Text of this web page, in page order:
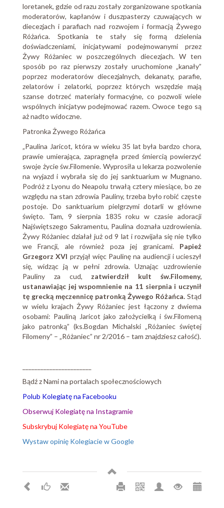
loretanek, gdzie od razu zostały zorganizowane spotkania
moderatorów, kapłanów i duszpasterzy czuwających w
diecezjach i parafiach nad rozwojem i formacją Żywego
Różańca. Spotkania te stały się formą dzielenia
doświadczeniami, inicjatywami podejmowanymi przez
Żywy Różaniec w poszczególnych diecezjach. W ten
sposób po raz pierwszy zostały uruchomione „kanały”
poprzez moderatorów diecezjalnych, dekanaty, parafie,
zelatorów i zelatorki, poprzez których wszędzie mają
szanse dotrzeć materiały formacyjne, co pozwoli wiele
wspólnych inicjatyw podejmować razem. Owoce tego są
aż nadto widoczne.
Patronka Żywego Różańca
„Paulina Jaricot, która w wieku 35 lat była bardzo chora,
prawie umierająca, zapragnęła przed śmiercią powierzyć
swoje życie św.Filomenie. Wyprosiła u lekarza pozwolenie
na wyjazd i wybrała się do jej sanktuarium w Mugnano.
Podróż z Lyonu do Neapolu trwałą cztery miesiące, bo ze
względu na stan zdrowia Pauliny, trzeba było robić częste
postoje. Do sanktuarium pielgrzymi dotarli w główne
święto. Tam, 9 sierpnia 1835 roku w czasie adoracji
Najświętszego Sakramentu, Paulina doznała uzdrowienia.
Żywy Różaniec działał już od 9 lat i rozwijała się nie tylko
we Francji, ale również poza jej granicami. Papież
Grzegorz XVI przyjął więc Paulinę na audiencji i ucieszył
się, widząc ją w pełni zdrowia. Uznając uzdrowienie
Pauliny za cud,zatwierdził kult św.Filomeny,
ustanawiając jej wspomnienie na 11 sierpnia i uczynił
tę grecką męczennicę patronką Żywego Różańca. Stąd
w wielu krajach Żywy Różaniec jest łączony z dwiema
osobami: Pauliną Jaricot jako założycielką i św.Filomeną
jako patronką” (ks.Bogdan Michalski „Różaniec świętej
Filomeny” – „Różaniec” nr 2/2016 – tam znajdziesz całość).
Bądź z Nami na portalach społecznościowych
Polub Kolegiatę na Facebooku
Obserwuj Kolegiatę na Instagramie
Subskrybuj Kolegiatę na YouTube
Wystaw opinię Kolegiacie w Google